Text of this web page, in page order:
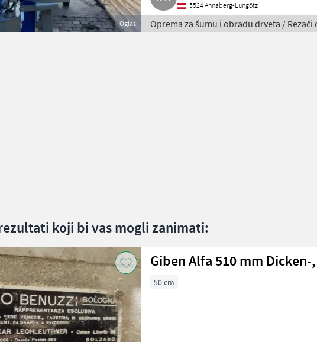
Oglas
5524 Annaberg-Lungötz
Oprema za šumu i obradu drveta / Rezači
koji bi vas mogli zanimati:
Giben Alfa 510 mm
50 cm